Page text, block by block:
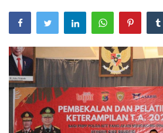
Mitra Polisi
Giat Ops
Link Polda NTT